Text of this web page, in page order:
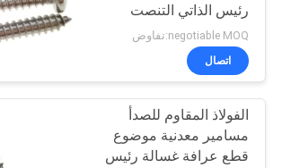
معلومات
جولة
رئيس الذاتي التنصت
مسامير للصفائح المعدنية
negotiable MOQ:تفاوض
اتصال
الفولاذ المقاوم للصدأ
مسامير معدنية موضوع
قطع عرافة غسالة رئيس